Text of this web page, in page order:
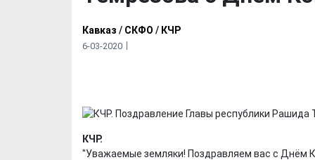
Кавказ / СКФО / КЧР
6-03-2020
КЧР.
"Уважаемые земляки! Поздравляем вас с Днём